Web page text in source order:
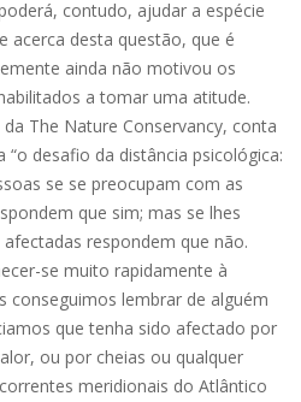
contudo, ajudar a espécie
acerca desta questão, que é
ainda não motivou os
a tomar uma atitude.
The Nature Conservancy, conta
desafio da distância psicológica:
se se preocupam com as
que sim; mas se lhes
respondem que não.
se muito rapidamente à
conseguimos lembrar de alguém
que tenha sido afectado por
ou por cheias ou qualquer
meridionais do Atlântico